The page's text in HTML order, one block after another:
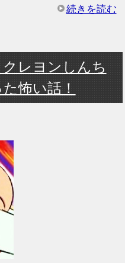
続きを読む
クレヨンしんち
怖い話！